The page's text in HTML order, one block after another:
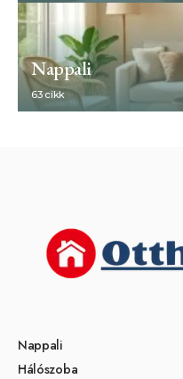
Nappali
63 cikk
Nappali
Hálószoba